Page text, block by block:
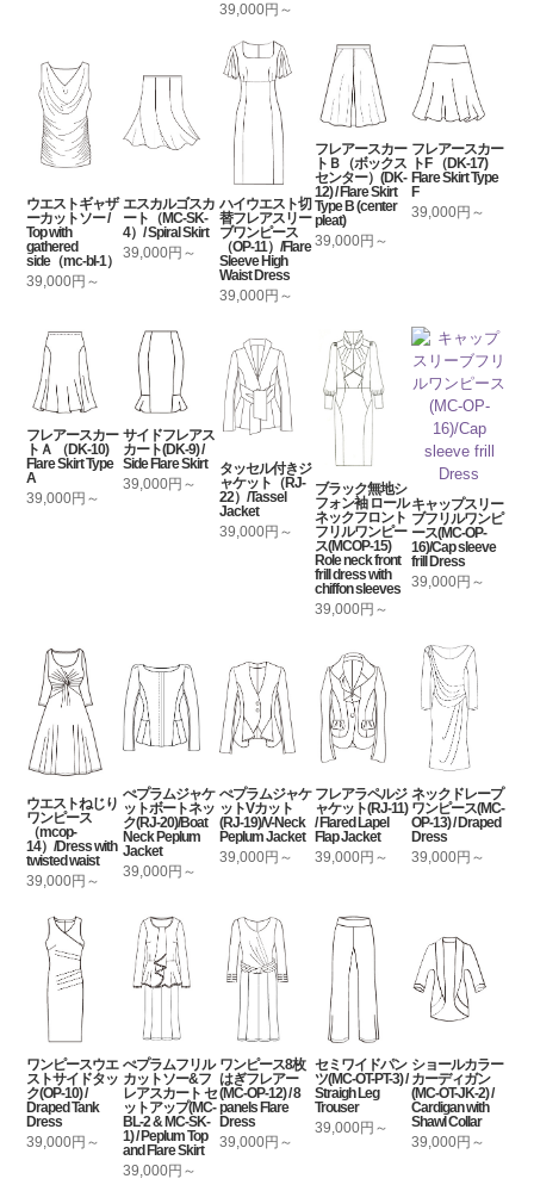
39,000円～
ウエストギャザ
ーカットソー /
Top with
gathered
side（mc-bl-1）
39,000円～
エスカルゴスカ
ート（MC-SK-
4）/ Spiral Skirt
39,000円～
ハイウエスト切
替フレアスリー
ブワンピース
（OP-11）/Flare
Sleeve High
Waist Dress
39,000円～
フレアースカー
トＢ（ボックス
センター）(DK-
12) / Flare Skirt
Type B (center
pleat)
39,000円～
フレアースカー
トF （DK-17)
Flare Skirt Type
F
39,000円～
フレアースカー
トＡ （DK-10)
Flare Skirt Type
A
39,000円～
サイドフレアス
カート(DK-9) /
Side Flare Skirt
39,000円～
タッセル付きジ
ャケット（RJ-
22）/Tassel
Jacket
39,000円～
ブラック無地シ
フォン袖 ロール
ネックフロント
フリルワンピー
ス(MCOP-15)
Role neck front
frill dress with
chiffon sleeves
39,000円～
キャップスリー
ブフリルワンピ
ース(MC-OP-
16)/Cap sleeve
frill Dress
39,000円～
ウエストねじり
ワンピース
（mcop-
14）/Dress with
twisted waist
39,000円～
ぺプラムジャケ
ットボートネッ
ク(RJ-20)/Boat
Neck Peplum
Jacket
39,000円～
ぺプラムジャケ
ットVカット
(RJ-19)/V-Neck
Peplum Jacket
39,000円～
フレアラペルジ
ャケット(RJ-11)
/ Flared Lapel
Flap Jacket
39,000円～
ネックドレープ
ワンピース(MC-
OP-13) / Draped
Dress
39,000円～
ワンピースウエ
ストサイドタッ
ク(OP-10) /
Draped Tank
Dress
39,000円～
ぺプラムフリル
カットソー&フ
レアスカート セ
ットアップ(MC-
BL-2 & MC-SK-
1) / Peplum Top
and Flare Skirt
39,000円～
ワンピース8枚
はぎフレアー
(MC-OP-12) / 8
panels Flare
Dress
39,000円～
セミワイドパン
ツ(MC-OT-PT-3) /
Straigh Leg
Trouser
39,000円～
ショールカラー
カーディガン
(MC-OT-JK-2) /
Cardigan with
Shawl Collar
39,000円～